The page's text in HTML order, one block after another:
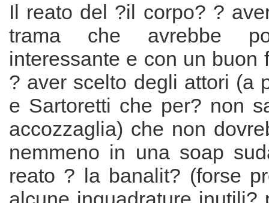
Il reato del ?il corpo? ?
trama che avrebbe
interessante e con un buon
? aver scelto degli attori (a
e Sartoretti che per? non
accozzaglia) che non
nemmeno in una soap
reato ? la banalit? (forse